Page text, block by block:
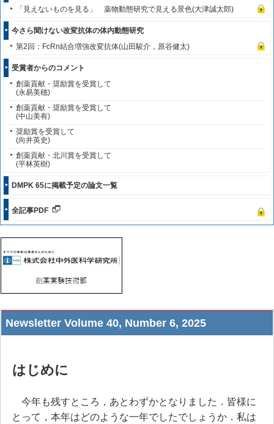
「見えないものを見る」 薬物動態研究で見える景色(大津誠太郎)
今さら聞けない改変抗体の体内動態研究
第2回：FcRn結合増強改変抗体(山田駿介，原谷健太)
受賞者からのコメント
創薬貢献・奨励賞を受賞して
(永易美穂)
創薬貢献・奨励賞を受賞して
(中山美有)
奨励賞を受賞して
(向井英史)
創薬貢献・北川賞を受賞して
(平林英樹)
DMPK 65に掲載予定の論文一覧
全記事PDF
Newsletter Volume 40, Number 6, 2025
はじめに
今年も残すところ，あとわずかとなりました．皆様に
とって，本年はどのような一年でしたでしょうか．私は